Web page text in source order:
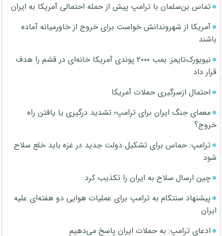
تماس بن‌سلمان با ترامپ پیش از حمله احتمالی آمریکا به ایران
آمریکا از شهروندانش خواست برای خروج از خاورمیانه آماده
باشند
نیویورک‌تایمز: بمب ۲۰۰۰ پوندی آمریکا خانه‌ای در قشم را هدف
قرار داد
احتمال ازسرگیری حملات آمریکا
معمای جنگ ایران برای ترامپ؛ تشدید درگیری یا یافتن راه
خروج؟
ترامپ: حماس برای تشکیل دولت جدید در غزه باید خلع سلاح
شود
چین ارسال سلاح به ایران را تکذیب کرد
پیشنهاد سنتکام به ترامپ برای عملیات هوایی دو هفته‌ای علیه
ایران
ادعای ترامپ: به حملات ایران پاسخ می‌دهیم